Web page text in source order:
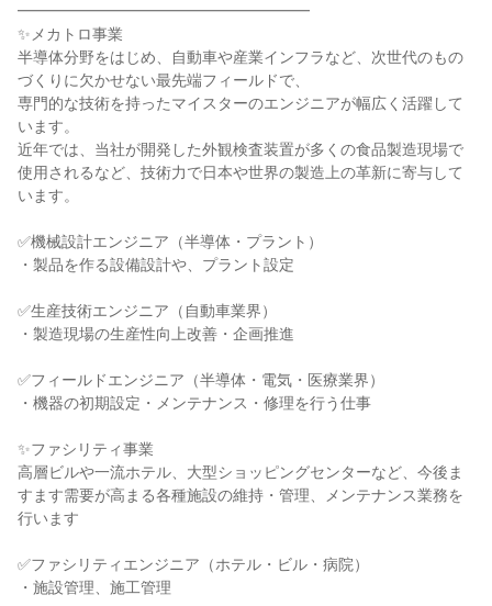
━━━━━━━━━━━━━━━━━━━
✨メカトロ事業
半導体分野をはじめ、自動車や産業インフラなど、次世代のもの
づくりに欠かせない最先端フィールドで、
専門的な技術を持ったマイスターのエンジニアが幅広く活躍して
います。
近年では、当社が開発した外観検査装置が多くの食品製造現場で
使用されるなど、技術力で日本や世界の製造上の革新に寄与して
います。
✅機械設計エンジニア（半導体・プラント）
・製品を作る設備設計や、プラント設定
✅生産技術エンジニア（自動車業界）
・製造現場の生産性向上改善・企画推進
✅フィールドエンジニア（半導体・電気・医療業界）
・機器の初期設定・メンテナンス・修理を行う仕事
✨ファシリティ事業
高層ビルや一流ホテル、大型ショッピングセンターなど、今後ま
すます需要が高まる各種施設の維持・管理、メンテナンス業務を
行います
✅ファシリティエンジニア（ホテル・ビル・病院）
・施設管理、施工管理